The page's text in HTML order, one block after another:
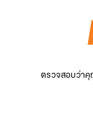
ตรวจสอบว่าคุ